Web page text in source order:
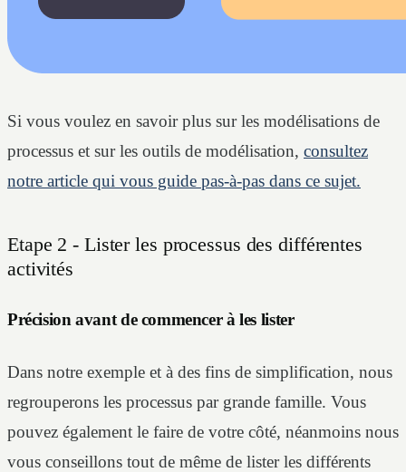
Si vous voulez en savoir plus sur les modélisations de
processus et sur les outils de modélisation, consultez
notre article qui vous guide pas-à-pas dans ce sujet.
Etape 2 - Lister les processus des différentes
activités
Précision avant de commencer à les lister
Dans notre exemple et à des fins de simplification, nous
regrouperons les processus par grande famille. Vous
pouvez également le faire de votre côté, néanmoins nous
vous conseillons tout de même de lister les différents